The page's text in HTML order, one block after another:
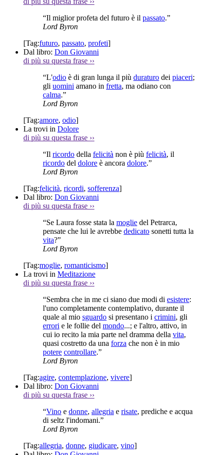
“Il miglior profeta del futuro è il passato.”
Lord Byron
[Tag:futuro, passato, profeti]
Dal libro: Don Giovanni
di più su questa frase ››
“L'odio è di gran lunga il più duraturo dei piaceri;
gli uomini amano in fretta, ma odiano con
calma.”
Lord Byron
[Tag:amore, odio]
La trovi in Dolore
di più su questa frase ››
“Il ricordo della felicità non è più felicità, il
ricordo del dolore è ancora dolore.”
Lord Byron
[Tag:felicità, ricordi, sofferenza]
Dal libro: Don Giovanni
di più su questa frase ››
“Se Laura fosse stata la moglie del Petrarca,
pensate che lui le avrebbe dedicato sonetti tutta la
vita?”
Lord Byron
[Tag:moglie, romanticismo]
La trovi in Meditazione
di più su questa frase ››
“Sembra che in me ci siano due modi di esistere:
l'uno completamente contemplativo, durante il
quale al mio sguardo si presentano i crimini, gli
errori e le follie del mondo...; e l'altro, attivo, in
cui io recito la mia parte nel dramma della vita,
quasi costretto da una forza che non è in mio
potere controllare.”
Lord Byron
[Tag:agire, contemplazione, vivere]
Dal libro: Don Giovanni
di più su questa frase ››
“Vino e donne, allegria e risate, prediche e acqua
di seltz l'indomani.”
Lord Byron
[Tag:allegria, donne, giudicare, vino]